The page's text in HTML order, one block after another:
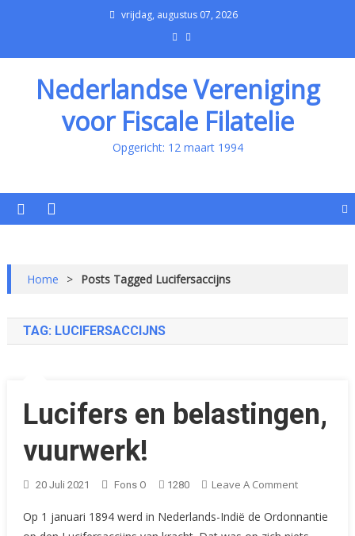
vrijdag, augustus 07, 2026
Nederlandse Vereniging
voor Fiscale Filatelie
Opgericht: 12 maart 1994
Home > Posts Tagged Lucifersaccijns
TAG: LUCIFERSACCIJNS
Lucifers en belastingen,
vuurwerk!
20 Juli 2021 Fons O 1280 Leave A CommentOn
En
Op 1 januari 1894 werd in Nederlands-Indië de Ordonnantie